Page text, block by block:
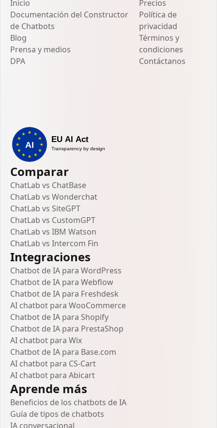
Inicio
Documentación del Constructor
de Chatbots
Blog
Prensa y medios
DPA
Precios
Política de
privacidad
Términos y
condiciones
Contáctanos
Comparar
ChatLab vs ChatBase
ChatLab vs Wonderchat
ChatLab vs SiteGPT
ChatLab vs CustomGPT
ChatLab vs IBM Watson
ChatLab vs Intercom Fin
Integraciones
Chatbot de IA para WordPress
Chatbot de IA para Webflow
Chatbot de IA para Freshdesk
AI chatbot para WooCommerce
Chatbot de IA para Shopify
Chatbot de IA para PrestaShop
AI chatbot para Wix
Chatbot de IA para Base.com
AI chatbot para CS-Cart
AI chatbot para Abicart
Aprende más
Beneficios de los chatbots de IA
Guía de tipos de chatbots
IA conversacional